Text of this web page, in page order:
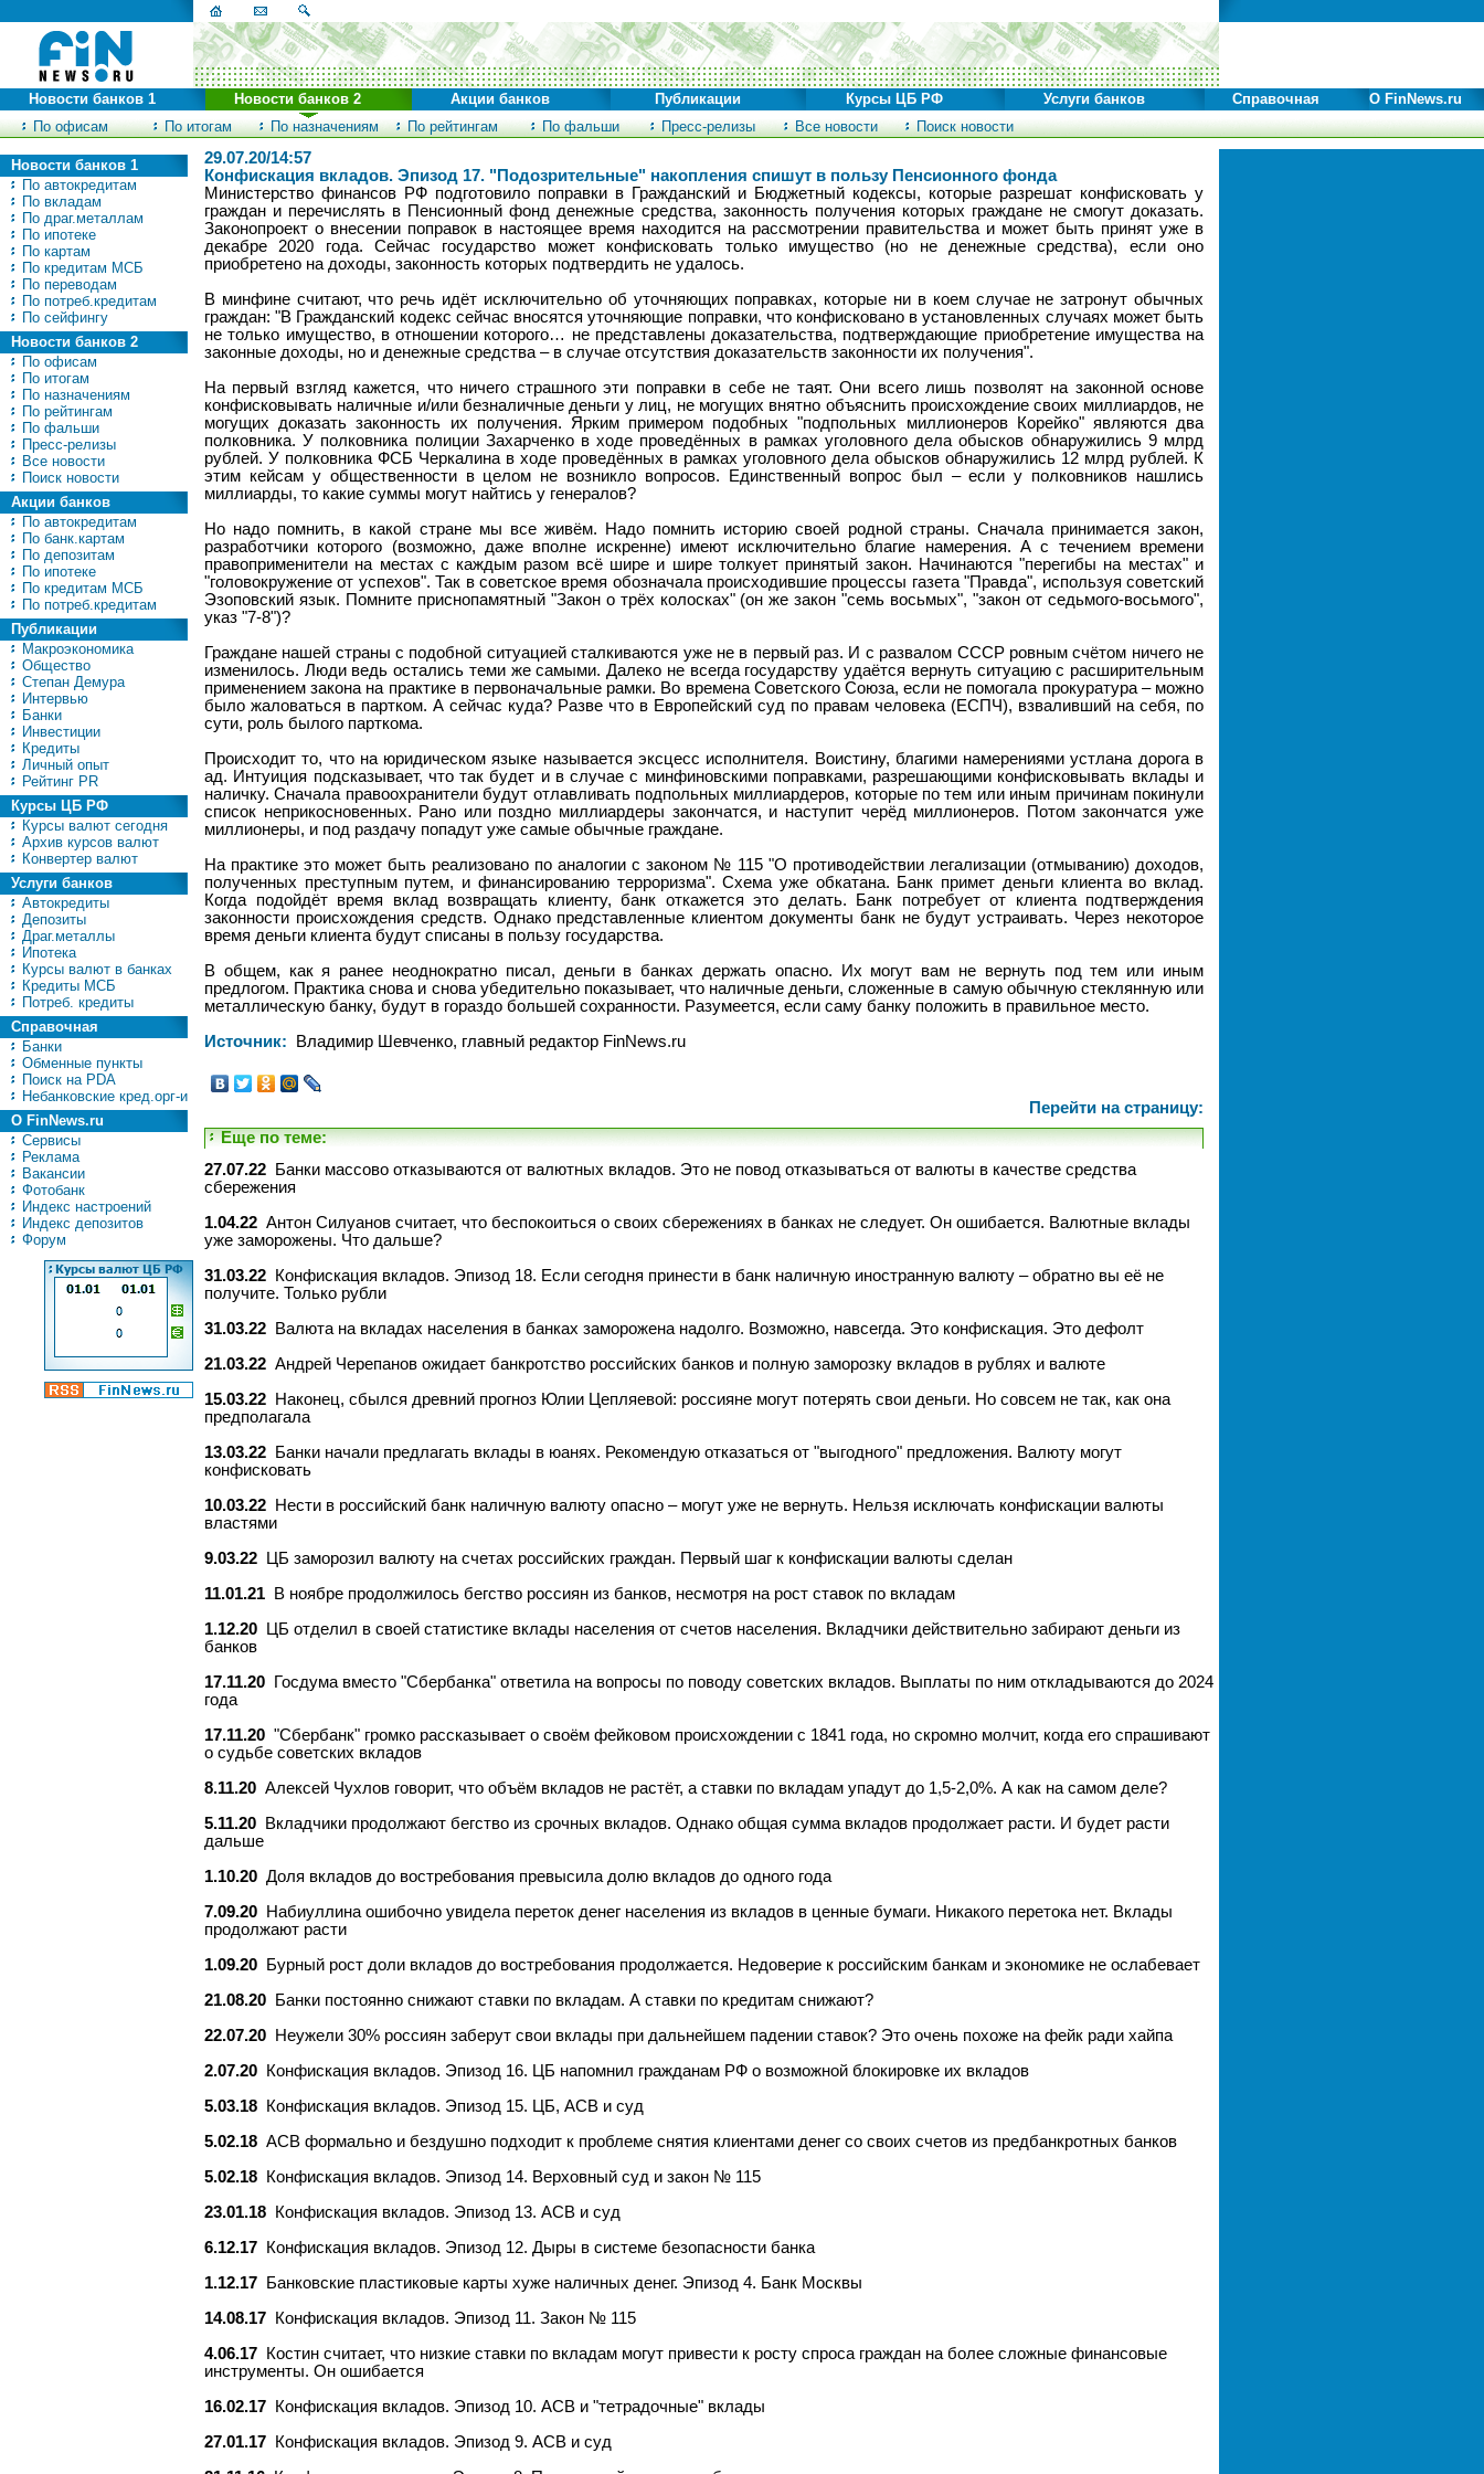
По офисам По итогам По назначениям По рейтингам По фальши Пресс-релизы Все новости Поиск новости
Новости банков 1 Новости банков 2 Акции банков Публикации Курсы ЦБ РФ Услуги банков Справочная О FinNews.ru
Новости банков 1
По автокредитам
По вкладам
По драг.металлам
По ипотеке
По картам
По кредитам МСБ
По переводам
По потреб.кредитам
По сейфингу
Новости банков 2
По офисам
По итогам
По назначениям
По рейтингам
По фальши
Пресс-релизы
Все новости
Поиск новости
Акции банков
По автокредитам
По банк.картам
По депозитам
По ипотеке
По кредитам МСБ
По потреб.кредитам
Публикации
Макроэкономика
Общество
Степан Демура
Интервью
Банки
Инвестиции
Кредиты
Личный опыт
Рейтинг PR
Курсы ЦБ РФ
Курсы валют сегодня
Архив курсов валют
Конвертер валют
Услуги банков
Автокредиты
Депозиты
Драг.металлы
Ипотека
Курсы валют в банках
Кредиты МСБ
Потреб. кредиты
Справочная
Банки
Обменные пункты
Поиск на PDA
Небанковские кред.орг-и
О FinNews.ru
Сервисы
Реклама
Вакансии
Фотобанк
Индекс настроений
Индекс депозитов
Форум
29.07.20/14:57
Конфискация вкладов. Эпизод 17. "Подозрительные" накопления спишут в пользу Пенсионного фонда
Министерство финансов РФ подготовило поправки в Гражданский и Бюджетный кодексы, которые разрешат конфисковать у
граждан и перечислять в Пенсионный фонд денежные средства, законность получения которых граждане не смогут доказать.
Законопроект о внесении поправок в настоящее время находится на рассмотрении правительства и может быть принят уже в
декабре 2020 года. Сейчас государство может конфисковать только имущество (но не денежные средства), если оно
приобретено на доходы, законность которых подтвердить не удалось.
В минфине считают, что речь идёт исключительно об уточняющих поправках, которые ни в коем случае не затронут обычных
граждан: "В Гражданский кодекс сейчас вносятся уточняющие поправки, что конфисковано в установленных случаях может быть
не только имущество, в отношении которого… не представлены доказательства, подтверждающие приобретение имущества на
законные доходы, но и денежные средства – в случае отсутствия доказательств законности их получения".
На первый взгляд кажется, что ничего страшного эти поправки в себе не таят. Они всего лишь позволят на законной основе
конфисковывать наличные и/или безналичные деньги у лиц, не могущих внятно объяснить происхождение своих миллиардов, не
могущих доказать законность их получения. Ярким примером подобных "подпольных миллионеров Корейко" являются два
полковника. У полковника полиции Захарченко в ходе проведённых в рамках уголовного дела обысков обнаружились 9 млрд
рублей. У полковника ФСБ Черкалина в ходе проведённых в рамках уголовного дела обысков обнаружились 12 млрд рублей. К
этим кейсам у общественности в целом не возникло вопросов. Единственный вопрос был – если у полковников нашлись
миллиарды, то какие суммы могут найтись у генералов?
Но надо помнить, в какой стране мы все живём. Надо помнить историю своей родной страны. Сначала принимается закон,
разработчики которого (возможно, даже вполне искренне) имеют исключительно благие намерения. А с течением времени
правоприменители на местах с каждым разом всё шире и шире толкует принятый закон. Начинаются "перегибы на местах" и
"головокружение от успехов". Так в советское время обозначала происходившие процессы газета "Правда", используя советский
Эзоповский язык. Помните приснопамятный "Закон о трёх колосках" (он же закон "семь восьмых", "закон от седьмого-восьмого",
указ "7-8")?
Граждане нашей страны с подобной ситуацией сталкиваются уже не в первый раз. И с развалом СССР ровным счётом ничего не
изменилось. Люди ведь остались теми же самыми. Далеко не всегда государству удаётся вернуть ситуацию с расширительным
применением закона на практике в первоначальные рамки. Во времена Советского Союза, если не помогала прокуратура – можно
было жаловаться в партком. А сейчас куда? Разве что в Европейский суд по правам человека (ЕСПЧ), взваливший на себя, по
сути, роль былого парткома.
Происходит то, что на юридическом языке называется эксцесс исполнителя. Воистину, благими намерениями устлана дорога в
ад. Интуиция подсказывает, что так будет и в случае с минфиновскими поправками, разрешающими конфисковывать вклады и
наличку. Сначала правоохранители будут отлавливать подпольных миллиардеров, которые по тем или иным причинам покинули
список неприкосновенных. Рано или поздно миллиардеры закончатся, и наступит черёд миллионеров. Потом закончатся уже
миллионеры, и под раздачу попадут уже самые обычные граждане.
На практике это может быть реализовано по аналогии с законом № 115 "О противодействии легализации (отмыванию) доходов,
полученных преступным путем, и финансированию терроризма". Схема уже обкатана. Банк примет деньги клиента во вклад.
Когда подойдёт время вклад возвращать клиенту, банк откажется это делать. Банк потребует от клиента подтверждения
законности происхождения средств. Однако представленные клиентом документы банк не будут устраивать. Через некоторое
время деньги клиента будут списаны в пользу государства.
В общем, как я ранее неоднократно писал, деньги в банках держать опасно. Их могут вам не вернуть под тем или иным
предлогом. Практика снова и снова убедительно показывает, что наличные деньги, сложенные в самую обычную стеклянную или
металлическую банку, будут в гораздо большей сохранности. Разумеется, если саму банку положить в правильное место.
Источник: Владимир Шевченко, главный редактор FinNews.ru
Перейти на страницу:
Еще по теме:
27.07.22
Банки массово отказываются от валютных вкладов. Это не повод отказываться от валюты в качестве средства
сбережения
1.04.22 Антон Силуанов считает, что беспокоиться о своих сбережениях в банках не следует. Он ошибается. Валютные вклады
уже заморожены. Что дальше?
31.03.22
Конфискация вкладов. Эпизод 18. Если сегодня принести в банк наличную иностранную валюту – обратно вы её не
получите. Только рубли
31.03.22
Валюта на вкладах населения в банках заморожена надолго. Возможно, навсегда. Это конфискация. Это дефолт
21.03.22 Андрей Черепанов ожидает банкротство российских банков и полную заморозку вкладов в рублях и валюте
15.03.22
Наконец, сбылся древний прогноз Юлии Цепляевой: россияне могут потерять свои деньги. Но совсем не так, как она
предполагала
13.03.22
Банки начали предлагать вклады в юанях. Рекомендую отказаться от "выгодного" предложения. Валюту могут
конфисковать
10.03.22
Нести в российский банк наличную валюту опасно – могут уже не вернуть. Нельзя исключать конфискации валюты
властями
9.03.22
ЦБ заморозил валюту на счетах российских граждан. Первый шаг к конфискации валюты сделан
11.01.21
В ноябре продолжилось бегство россиян из банков, несмотря на рост ставок по вкладам
1.12.20
ЦБ отделил в своей статистике вклады населения от счетов населения. Вкладчики действительно забирают деньги из
банков
17.11.20
Госдума вместо "Сбербанка" ответила на вопросы по поводу советских вкладов. Выплаты по ним откладываются до 2024
года
17.11.20 "Сбербанк" громко рассказывает о своём фейковом происхождении с 1841 года, но скромно молчит, когда его спрашивают
о судьбе советских вкладов
8.11.20 Алексей Чухлов говорит, что объём вкладов не растёт, а ставки по вкладам упадут до 1,5-2,0%. А как на самом деле?
5.11.20
Вкладчики продолжают бегство из срочных вкладов. Однако общая сумма вкладов продолжает расти. И будет расти
дальше
1.10.20 Доля вкладов до востребования превысила долю вкладов до одного года
7.09.20
Набиуллина ошибочно увидела переток денег населения из вкладов в ценные бумаги. Никакого перетока нет. Вклады
продолжают расти
1.09.20
Бурный рост доли вкладов до востребования продолжается. Недоверие к российским банкам и экономике не ослабевает
21.08.20
Банки постоянно снижают ставки по вкладам. А ставки по кредитам снижают?
22.07.20
Неужели 30% россиян заберут свои вклады при дальнейшем падении ставок? Это очень похоже на фейк ради хайпа
2.07.20
Конфискация вкладов. Эпизод 16. ЦБ напомнил гражданам РФ о возможной блокировке их вкладов
5.03.18
Конфискация вкладов. Эпизод 15. ЦБ, АСВ и суд
5.02.18 АСВ формально и бездушно подходит к проблеме снятия клиентами денег со своих счетов из предбанкротных банков
5.02.18
Конфискация вкладов. Эпизод 14. Верховный суд и закон № 115
23.01.18
Конфискация вкладов. Эпизод 13. АСВ и суд
6.12.17
Конфискация вкладов. Эпизод 12. Дыры в системе безопасности банка
1.12.17
Банковские пластиковые карты хуже наличных денег. Эпизод 4. Банк Москвы
14.08.17
Конфискация вкладов. Эпизод 11. Закон № 115
4.06.17
Костин считает, что низкие ставки по вкладам могут привести к росту спроса граждан на более сложные финансовые
инструменты. Он ошибается
16.02.17
Конфискация вкладов. Эпизод 10. АСВ и "тетрадочные" вклады
27.01.17
Конфискация вкладов. Эпизод 9. АСВ и суд